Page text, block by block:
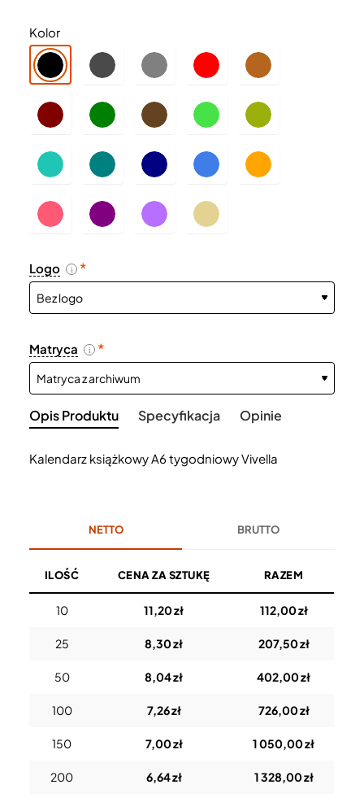
Kolor
Logo i
Matryca i
Opis Produktu Specyfikacja Opinie
Kalendarz książkowy A6 tygodniowy Vivella
NETTO BRUTTO
ILOŚĆ CENA ZA SZTUKĘ RAZEM
10 11,20 zł 112,00 zł
25 8,30 zł 207,50 zł
50 8,04 zł 402,00 zł
100 7,26 zł 726,00 zł
150 7,00 zł 1 050,00 zł
200 6,64 zł 1 328,00 zł